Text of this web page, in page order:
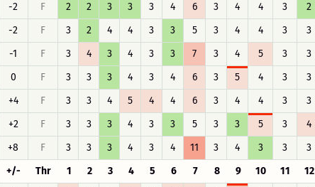
-2 F 2 2 3 3 3 4 6 3 4 4 3 2
-2 F 3 2 4 4 3 3 5 3 4 4 3 3
-1 F 3 4 3 4 3 3 7 3 4 5 3 3
0 F 3 3 3 4 3 4 6 3 5 4 3 3
+4 F 3 3 4 5 4 4 6 3 4 4 3 3
+2 F 3 3 3 4 3 3 5 3 3 5 3 4
+8 F 3 3 3 4 3 4 11 3 4 3 3 3
+/- Thr 1 2 3 4 5 6 7 8 9 10 11 12